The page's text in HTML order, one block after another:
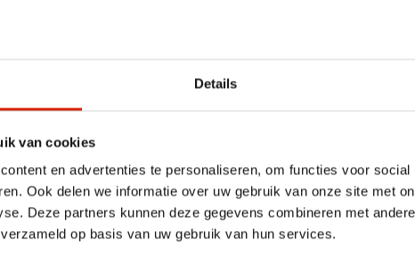
Details
van cookies
en advertenties te personaliseren, om functies voor
Ook delen we informatie over uw gebruik van onze site met
Deze partners kunnen deze gegevens combineren met
op basis van uw gebruik van hun services.